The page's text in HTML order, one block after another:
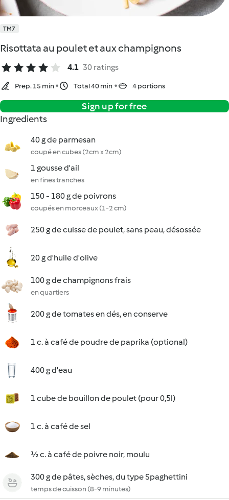
TM7
Risottata au poulet et aux champignons
4.1 30 ratings
Prep. 15 min Total 40 min 4 portions
Sign up for free
Ingredients
40 g de parmesan
coupé en cubes (2cm x 2cm)
1 gousse d'ail
en fines tranches
150 - 180 g de poivrons
coupés en morceaux (1-2 cm)
250 g de cuisse de poulet, sans peau, désossée
20 g d'huile d'olive
100 g de champignons frais
en quartiers
200 g de tomates en dés, en conserve
1 c. à café de poudre de paprika (optional)
400 g d'eau
1 cube de bouillon de poulet (pour 0,5l)
1 c. à café de sel
½ c. à café de poivre noir, moulu
300 g de pâtes, sèches, du type Spaghettini
temps de cuisson (8-9 minutes)